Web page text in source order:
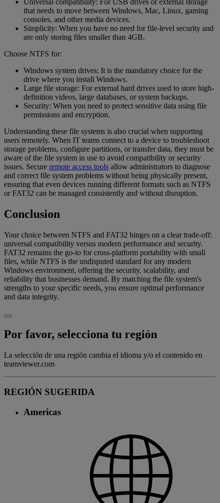
Universal compatibility: For USB drives or external storage
that needs to move between Windows, Mac, Linux, gaming
consoles, and other media devices.
Simplicity: When you have no need for file-level security and
are only storing files smaller than 4GB.
Choose NTFS for:
Windows system drives: It is the mandatory choice for the
drive where you install Windows.
Large file storage: For external hard drives used to store high-
definition videos, large databases, or system backups.
Security: When you need to protect sensitive data using file
permissions and encryption.
Understanding these file systems is also crucial when supporting
users remotely. When IT teams connect to a device to troubleshoot
storage problems, configure partitions, or transfer data, they must be
aware of the file system in use to avoid compatibility or security
issues. Secure remote access tools allow administrators to diagnose
and correct file system problems without being physically present,
ensuring that even devices running different formats such as NTFS
or FAT32 can be managed consistently and without disruption.
Conclusion
Your choice between NTFS and FAT32 hinges on a clear trade-off:
universal compatibility versus modern performance and security.
FAT32 remains the go-to for cross-platform portability with small
files, while NTFS is the undisputed standard for any modern
Windows environment, offering the security, scalability, and
reliability that businesses demand. By matching the file system's
strengths to your specific needs, you ensure optimal performance
and data integrity.
Por favor, selecciona tu región
La selección de una región cambia el idioma y/o el contenido en
teamviewer.com
REGIÓN SUGERIDA
Americas